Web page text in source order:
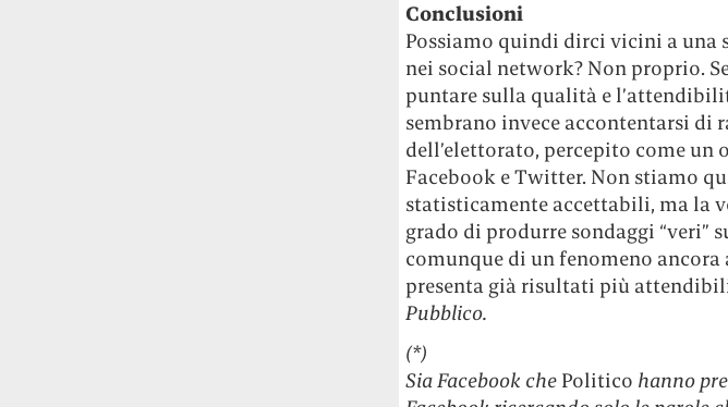
Conclusioni
Possiamo quindi dirci vicini a una
nei social network? Non proprio.
puntare sulla qualità e
sembrano invece accontentarsi di
dell’elettorato, percepito come un
Facebook e Twitter. Non stiamo
statisticamente accettabili, ma la
grado di produrre sondaggi “veri”
comunque di un fenomeno
presenta già risultati più
Pubblico.
(*)
Sia Facebook che Politico hanno